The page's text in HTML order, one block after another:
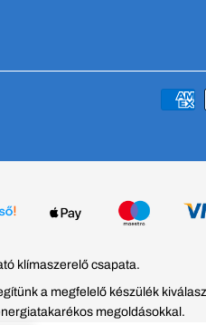
Fizetési
klímaszerelő csapata.
a megfelelő készülék
megoldásokkal.